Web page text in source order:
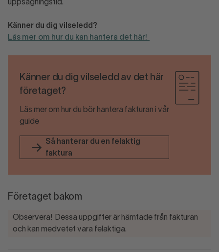
uppsägningstid.
Känner du dig vilseledd?
Läs mer om hur du kan hantera det här!
Känner du dig vilseledd av det här
företaget?
Läs mer om hur du bör hantera fakturan i vår
guide
Så hanterar du en felaktig
faktura
Företaget bakom
Observera! Dessa uppgifter är hämtade från fakturan
och kan medvetet vara felaktiga.